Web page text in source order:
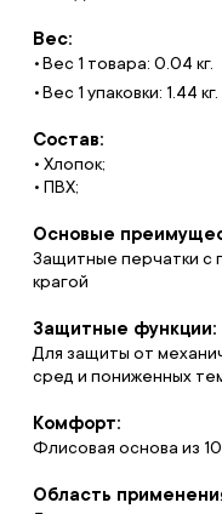
Вес:
Вес 1 товара: 0.04 кг.
Вес 1 упаковки: 1.44 кг.
Состав:
• Хлопок;
• ПВХ;
Основые
Защитные перчатки с
крагой
Защитные функции:
Для защиты от
сред и пониженных
Комфорт:
Флисовая основа из
Область